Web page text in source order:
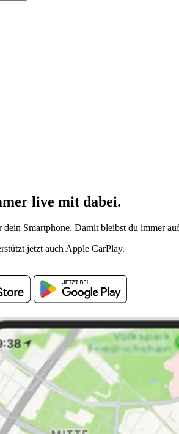
live mit dabei.
Smartphone. Damit bleibst du immer
jetzt auch Apple CarPlay.